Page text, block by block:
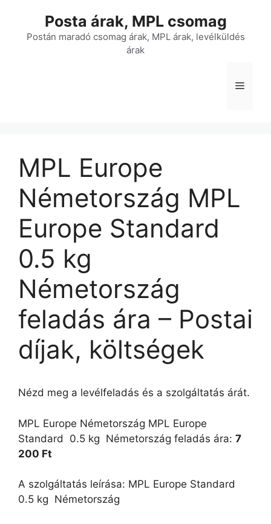
tartalomba
Posta árak, MPL csomag
Postán maradó csomag árak, MPL árak, levélküldés
árak
Menü
MPL Europe
Németország MPL
Europe Standard 
0.5 kg 
Németország
feladás ára – Postai
díjak, költségek
Nézd meg a levélfeladás és a szolgáltatás árát.
MPL Europe Németország MPL Europe
Standard  0.5 kg  Németország feladás ára: 7
200 Ft
A szolgáltatás leírása: MPL Europe Standard 
0.5 kg  Németország